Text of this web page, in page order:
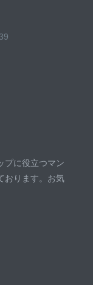
プに役立つマン
おります。お気